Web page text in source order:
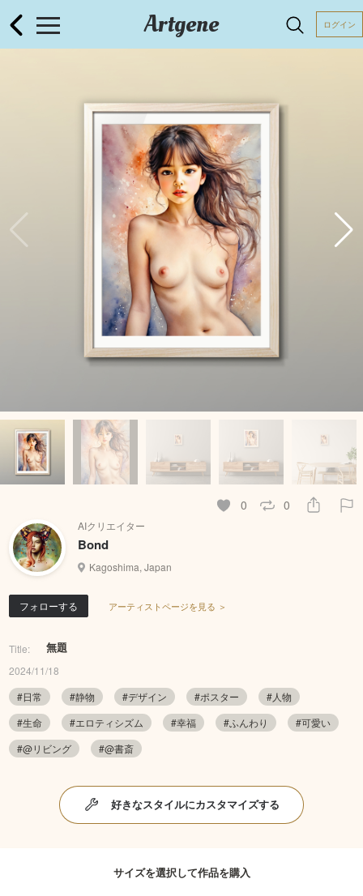
Artgene ログイン
0 0
AIクリエイター
Bond
Kagoshima, Japan
フォローする アーティストページを見る ＞
Title: 無題
2024/11/18
#日常
#静物 #デザイン #ポスター
#人物
#生命
#エロティシズム #幸福 #ふんわり
#可愛い
#@リビング
#@書斎
好きなスタイルにカスタマイズする
サイズを選択して作品を購入